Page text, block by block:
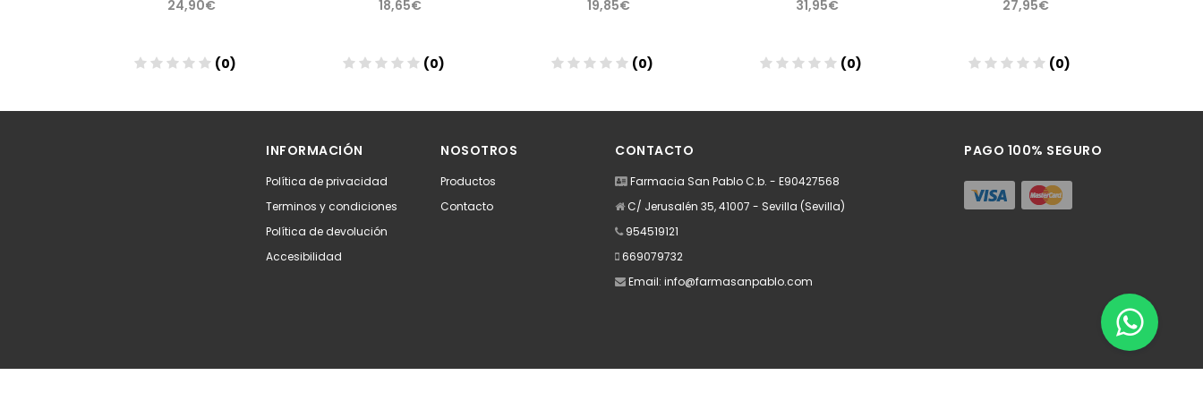
24,90€
(0)
18,65€
(0)
19,85€
(0)
31,95€
(0)
27,95€
(0)
INFORMACIÓN
Política de privacidad
Terminos y condiciones
Política de devolución
Accesibilidad
NOSOTROS
Productos
Contacto
CONTACTO
Farmacia San Pablo C.b. - E90427568
C/ Jerusalén 35, 41007 - Sevilla (Sevilla)
954519121
669079732
Email: info@farmasanpablo.com
PAGO 100% SEGURO